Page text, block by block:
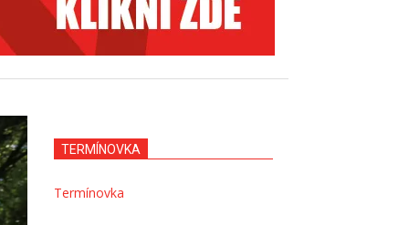
TERMÍNOVKA
Termínovka